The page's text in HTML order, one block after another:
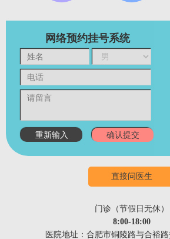
网络预约挂号系统
直接问医生
门诊（节假日无休）
8:00-18:00
医院地址：合肥市铜陵路与合裕